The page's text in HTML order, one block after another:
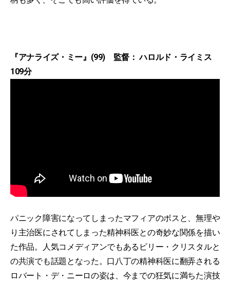
『アナライズ・ミー』(99) 監督： ハロルド・ライミス
109分
パニック障害になってしまったマフィアのボスと、無理や
り主治医にされてしまった精神科医との奇妙な関係を描い
た作品。人気コメディアンでもあるビリー・クリスタルと
の共演でも話題となった。口八丁の精神科医に翻弄される
ロバート・デ・ニーロの姿は、今までの狂気に満ちた演技